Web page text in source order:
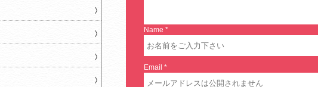
Name *
Email *